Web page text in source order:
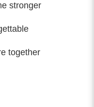
stronger
together